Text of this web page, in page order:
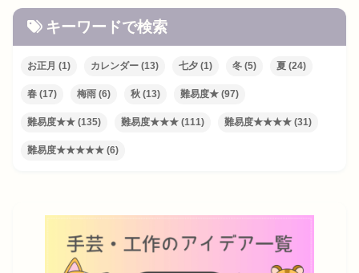
キーワードで検索
お正月 (1) カレンダー (13) 七夕 (1) 冬 (5) 夏 (24)
春 (17) 梅雨 (6) 秋 (13) 難易度★ (97)
難易度★★ (135) 難易度★★★ (111) 難易度★★★★ (31)
難易度★★★★★ (6)